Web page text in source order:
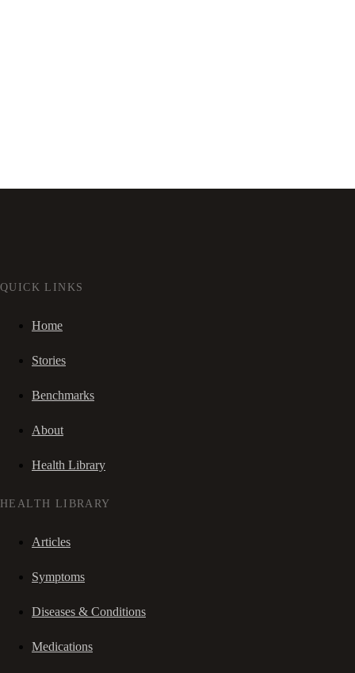
QUICK LINKS
Home
Stories
Benchmarks
About
Health Library
HEALTH LIBRARY
Articles
Symptoms
Diseases & Conditions
Medications